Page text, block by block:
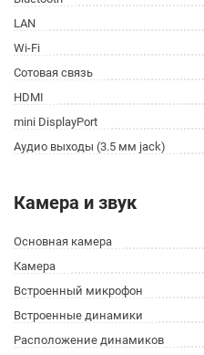
LAN
Wi-Fi
Сотовая связь
HDMI
mini DisplayPort
Аудио выходы (3.5 мм jack)
Камера и звук
Основная камера
Камера
Встроенный микрофон
Встроенные динамики
Расположение динамиков